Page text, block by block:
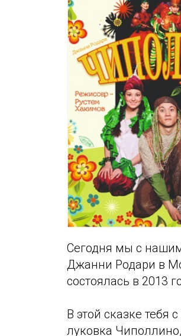
Сегодня мы с
Джанни Родари в
состоялась в 2013
В этой сказке
луковка